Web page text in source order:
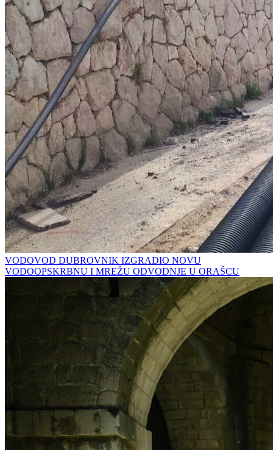
VODOVOD DUBROVNIK IZGRADIO NOVU
VODOOPSKRBNU I MREŽU ODVODNJE U ORAŠCU